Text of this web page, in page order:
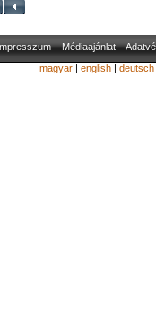
Médiaajánlat
magyar| english| deutsch